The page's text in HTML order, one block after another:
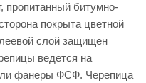
пропитанный битумно-
покрыта цветной
слой защищен
ведется на
фанеры ФСФ. Черепица